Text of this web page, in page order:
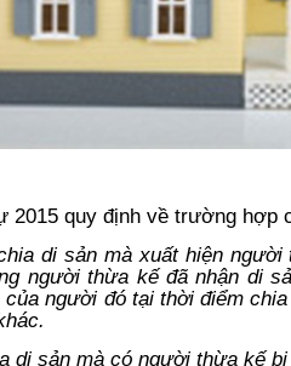
2015 quy định về trường hợp
di sản mà xuất hiện
người thừa kế đã nhận di
người đó tại thời điểm
di sản mà có người thừa kế